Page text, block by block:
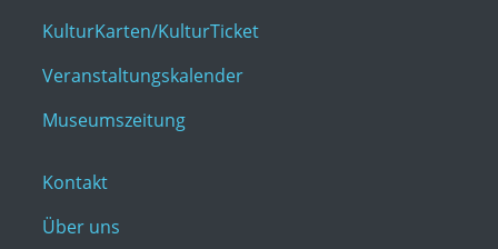
KulturKarten/KulturTicket
Veranstaltungskalender
Museumszeitung
Kontakt
Über uns